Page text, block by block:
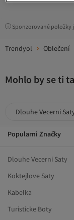
Sponzorované položky
Trendyol Oblečení
Mohlo by se ti
Dlouhe Vecerni
Popularni Značky
Dlouhe Vecerni Saty
Koktejlove Saty
Kabelka
Turisticke Boty